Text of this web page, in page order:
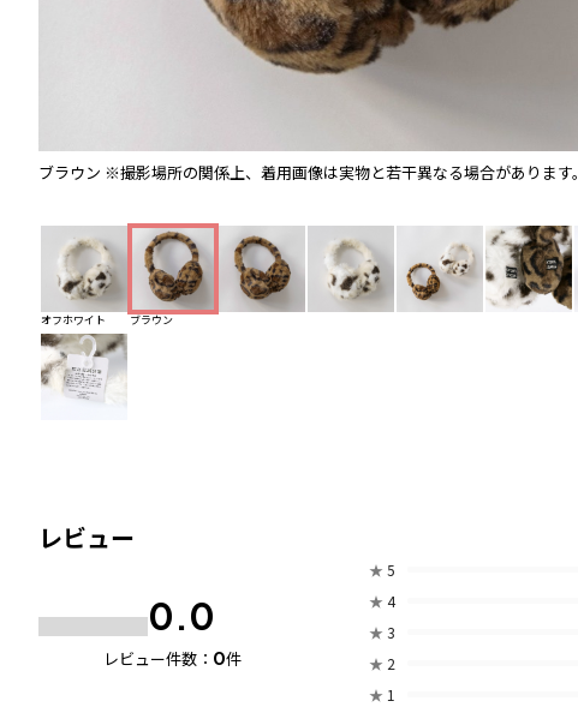
ブラウン ※撮影場所の関係上、着用画像は実物と若干異なる場合があります。
オフホワイト ブラウン
レビュー
0.0
レビュー件数： 0件
★ 5
★ 4
★ 3
★ 2
★ 1